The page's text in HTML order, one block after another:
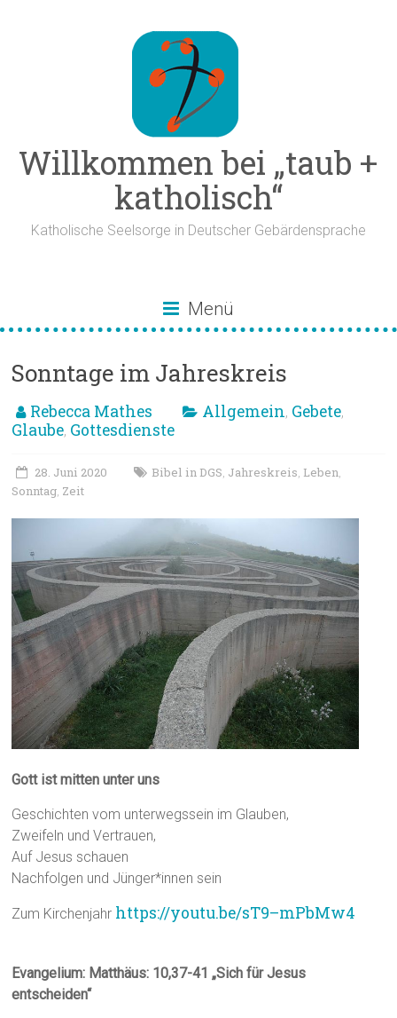
Willkommen bei „taub +
katholisch“
Katholische Seelsorge in Deutscher Gebärdensprache
Menü
Sonntage im Jahreskreis
Rebecca Mathes Allgemein, Gebete,
Glaube, Gottesdienste
28. Juni 2020 Bibel in DGS, Jahreskreis, Leben,
Sonntag, Zeit
Gott ist mitten unter uns
Geschichten vom unterwegssein im Glauben,
Zweifeln und Vertrauen,
Auf Jesus schauen
Nachfolgen und Jünger*innen sein
Zum Kirchenjahr https://youtu.be/sT9–mPbMw4
Evangelium: Matthäus: 10,37-41 „Sich für Jesus
entscheiden“